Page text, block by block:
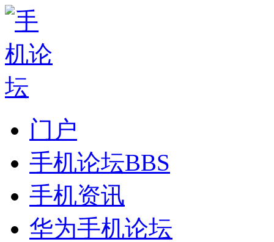
门户
手机论坛BBS
手机资讯
华为手机论坛